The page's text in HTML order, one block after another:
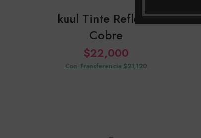
kuul Tinte Reflects
Cobre
$22,000
Con Transferencia $21,120